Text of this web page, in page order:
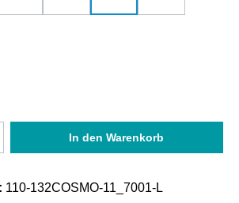
Gib den gewünschten
In den Warenkorb
110-132COSMO-11_7001-L